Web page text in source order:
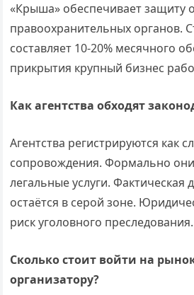
«Крыша» обеспечивает защиту
правоохранительных органов.
составляет 10-20% месячного
прикрытия крупный бизнес
Как агентства обходят
Агентства регистрируются как
сопровождения. Формально
легальные услуги. Фактическая
остаётся в серой зоне.
риск уголовного преследования.
Сколько стоит войти на
организатору?